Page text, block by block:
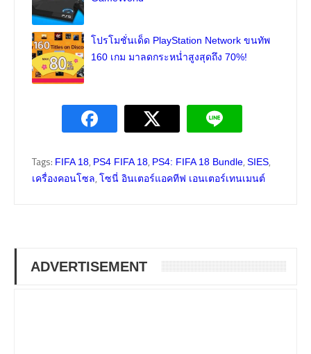
โปรโมชั่นเด็ด PlayStation Network ขนทัพ
160 เกม มาลดกระหน่ำสูงสุดถึง 70%!
Tags: FIFA 18, PS4 FIFA 18, PS4: FIFA 18 Bundle, SIES,
เครื่องคอนโซล, โซนี่ อินเตอร์แอคทีฟ เอนเตอร์เทนเมนต์
ADVERTISEMENT